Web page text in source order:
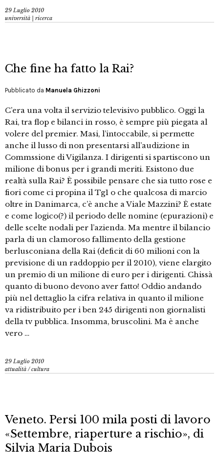
29 Luglio 2010
università | ricerca
Che fine ha fatto la Rai?
Pubblicato da Manuela Ghizzoni
C’era una volta il servizio televisivo pubblico. Oggi la
Rai, tra flop e bilanci in rosso, è sempre più piegata al
volere del premier. Masi, l’intoccabile, si permette
anche il lusso di non presentarsi all’audizione in
Commssione di Vigilanza. I dirigenti si spartiscono un
milione di bonus per i grandi meriti. Esistono due
realtà sulla Rai? È possibile pensare che sia tutto rose e
fiori come ci propina il Tg1 o che qualcosa di marcio
oltre in Danimarca, c’è anche a Viale Mazzini? È estate
e come logico(?) il periodo delle nomine (epurazioni) e
delle scelte nodali per l’azienda. Ma mentre il bilancio
parla di un clamoroso fallimento della gestione
berlusconiana della Rai (deficit di 60 milioni con la
previsione di un raddoppio per il 2010), viene elargito
un premio di un milione di euro per i dirigenti. Chissà
quanto di buono devono aver fatto! Oddio andando
più nel dettaglio la cifra relativa in quanto il milione
va ridistribuito per i ben 245 dirigenti non giornalisti
della tv pubblica. Insomma, bruscolini. Ma è anche
vero …
29 Luglio 2010
attualità /cultura
Veneto. Persi 100 mila posti di lavoro
«Settembre, riaperture a rischio», di
Silvia Maria Dubois